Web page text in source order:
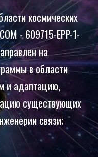
космических
- 609715-EPP-1-
на
в области
и адаптацию,
существующих
связи;
университете
Мухаммада аль-
в магистратуру
связи», а в
- в магистратуру
природных